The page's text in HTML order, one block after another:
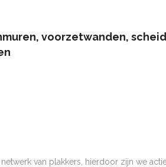
voorzetwanden,
van plakkers, hierdoor zijn we